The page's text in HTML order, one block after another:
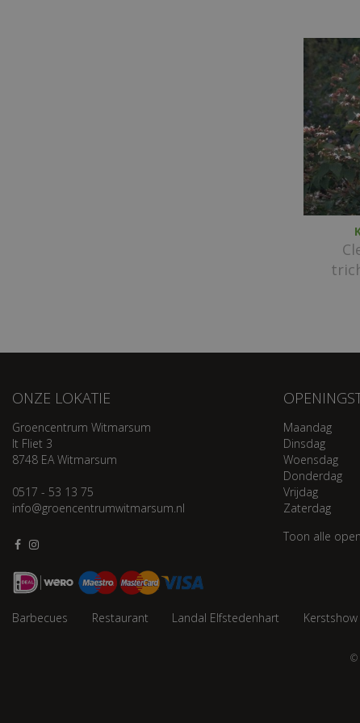
ONZE LOKATIE
Groencentrum Witmarsum
It Fliet 3
8748 EA Witmarsum
0517 - 53 13 75
info@groencentrumwitmarsum.nl
Maandag
Dinsdag
Woensdag
Donderdag
Vrijdag
Zaterdag
Toon alle
Barbecues Restaurant Landal Elfstedenhart Kerstshow
©